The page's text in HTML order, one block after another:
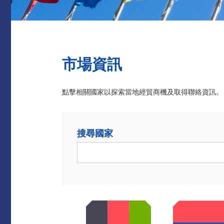
市場資訊
點擊相關國家以探索當地經貿商機及取得聯絡資訊。
搜尋國家